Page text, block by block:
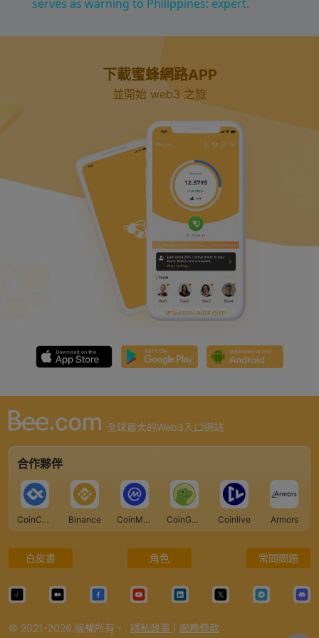
V
i
d
e
o
serves as warning to Philippines: expert.
下載蜜蜂網路APP
並開始 web3 之旅
全球最大的Web3入口網站
合作夥伴
CoinCarp Binance CoinMarketCap CoinGecko Coinlive Armors
白皮書 角色 常問問題
© 2021-2026.版權所有。. 隱私政策 服務條款